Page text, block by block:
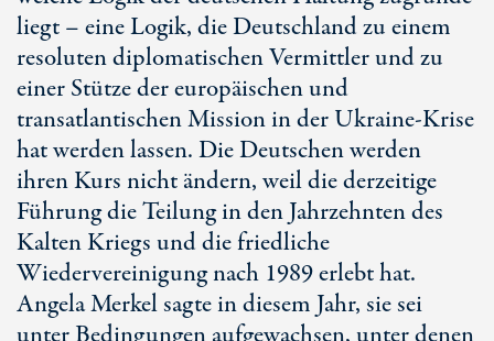
liegt – eine Logik, die Deutschland zu einem
resoluten diplomatischen Vermittler und zu
einer Stütze der europäischen und
transatlantischen Mission in der Ukraine-Krise
hat werden lassen. Die Deutschen werden
ihren Kurs nicht ändern, weil die derzeitige
Führung die Teilung in den Jahrzehnten des
Kalten Kriegs und die friedliche
Wiedervereinigung nach 1989 erlebt hat.
Angela Merkel sagte in diesem Jahr, sie sei